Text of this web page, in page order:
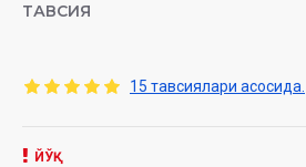
Ўзбекистон Республикаси Дин
йил 26 мартдаги 03-07/1929-сонли
ТАВСИЯ
15 тавсиялари асосида.
ЙЎҚ